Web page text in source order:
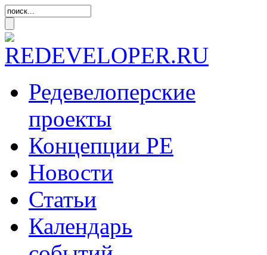
Редевелоперские
проекты
Концепции РЕ
Новости
Статьи
Календарь